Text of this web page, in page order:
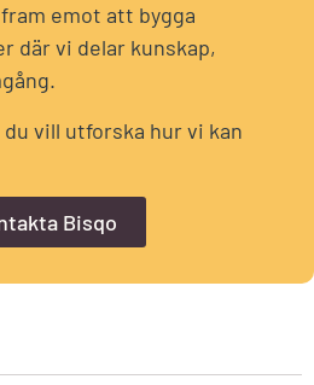
emot att bygga
där vi delar kunskap,
vill utforska hur vi kan
Bisqo